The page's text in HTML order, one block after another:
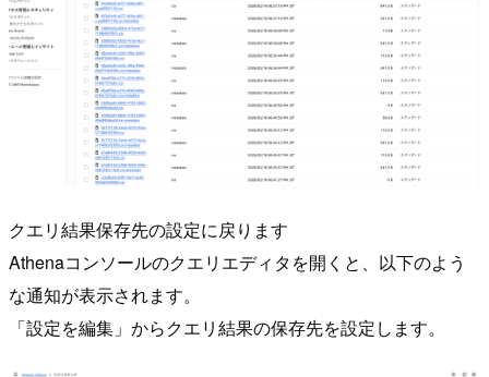
クエリ結果保存先の設定に戻ります
Athenaコンソールのクエリエディタを開くと、以下のよう
な通知が表示されます。
「設定を編集」からクエリ結果の保存先を設定します。